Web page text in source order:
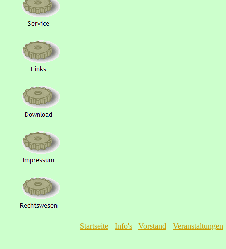
Startseite Info's Vorstand Veranstaltungen